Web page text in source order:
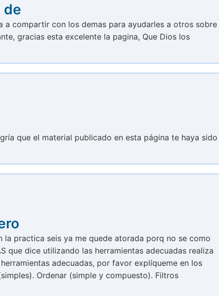
de
a compartir con los demas para ayudarles a otros sobre
gracias esta excelente la pagina, Que Dios los
que el material publicado en esta página te haya sido
la practica seis ya me quede atorada porq no se como
que dice utilizando las herramientas adecuadas realiza
adecuadas, por favor explíqueme en los
Ordenar (simple y compuesto). Filtros